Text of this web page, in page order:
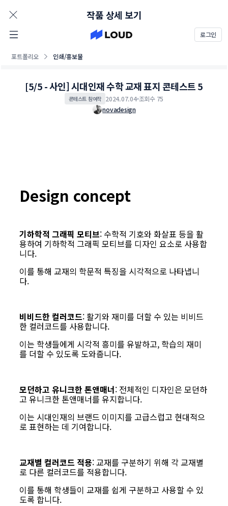
로그인
포트폴리오 인쇄/홍보물
작품 상세 보기
[5/5 - 사인] 시대인재 수학 교재 표지 콘테스트 5
콘테스트 참여작 2024.07.04 조회수 75
novadesign
Design concept
기하학적 그래픽 모티브: 수학적 기호와 화살표 등을 활
용하여 기하학적 그래픽 모티브를 디자인 요소로 사용합
니다.
이를 통해 교재의 학문적 특징을 시각적으로 나타냅니
다.
비비드한 컬러코드: 활기와 재미를 더할 수 있는 비비드
한 컬러코드를 사용합니다.
이는 학생들에게 시각적 흥미를 유발하고, 학습의 재미
를 더할 수 있도록 도와줍니다.
모던하고 유니크한 톤앤매너: 전체적인 디자인은 모던하
고 유니크한 톤앤매너를 유지합니다.
이는 시대인재의 브랜드 이미지를 고급스럽고 현대적으
로 표현하는 데 기여합니다.
교재별 컬러코드 적용: 교재를 구분하기 위해 각 교재별
로 다른 컬러코드를 적용합니다.
이를 통해 학생들이 교재를 쉽게 구분하고 사용할 수 있
도록 합니다.